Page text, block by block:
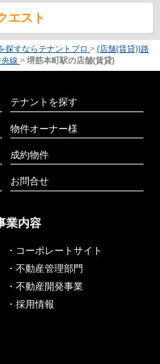
エスト
探すならテナントプロ > (店舗(賃貸))路
線 > 堺筋本町駅の店舗(賃貸)
テナントを探す
物件オーナー様
成約物件
お問合せ
業内容
・コーポレートサイト
・不動産管理部門
・不動産開発事業
・採用情報